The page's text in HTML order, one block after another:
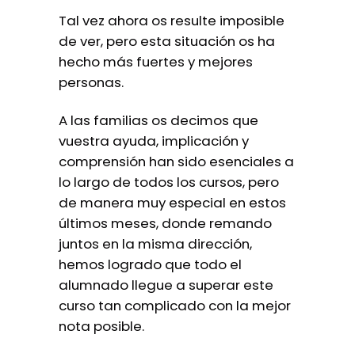
Tal vez ahora os resulte imposible
de ver, pero esta situación os ha
hecho más fuertes y mejores
personas.
A las familias os decimos que
vuestra ayuda, implicación y
comprensión han sido esenciales a
lo largo de todos los cursos, pero
de manera muy especial en estos
últimos meses, donde remando
juntos en la misma dirección,
hemos logrado que todo el
alumnado llegue a superar este
curso tan complicado con la mejor
nota posible.